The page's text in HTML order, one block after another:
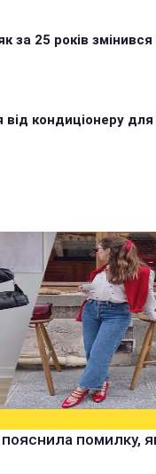
за 25 років
кондиціонеру для
пояснила помилку,